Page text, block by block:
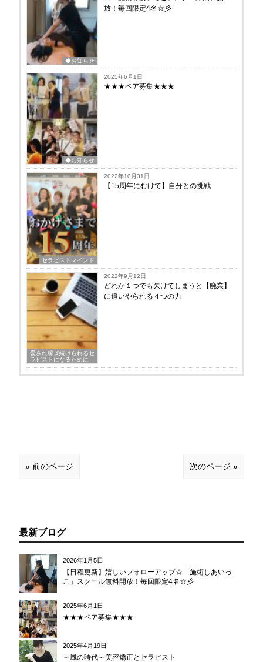
◆お知らせ
放！毎回限定4名☆彡
◆お知らせ
2025年6月1日
★★★ペア募集★★★
セラピストマインド
2022年10月31日
【15周年にむけて】自分との挑戦
愛され稼ぎ続けられるセ
ラピストになるために
2022年9月12日
どれか１つでも欠けてしまうと【廃業】
に追いやられる４つの力
« 前のページ 次のページ »
最新ブログ
2026年1月5日
【日程更新】嬉しいフォローアップ☆「施術しあいっ
こ」スクール無料開放！毎回限定4名☆彡
2025年6月1日
★★★ペア募集★★★
2025年4月19日
～風の時代～美容矯正とセラピスト